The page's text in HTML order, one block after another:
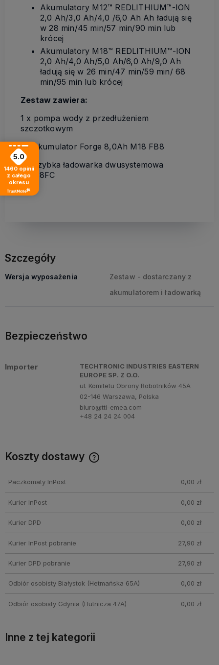
Akumulatory M12™ REDLITHIUM™-ION
2,0 Ah/3,0 Ah/4,0 /6,0 Ah Ah ładują się
w 28 min/45 min/57 min/90 min lub
krócej
Akumulatory M18™ REDLITHIUM™-ION
2,0 Ah/4,0 Ah/5,0 Ah/6,0 Ah/9,0 Ah
ładują się w 26 min/47 min/59 min/ 68
min/95 min lub krócej
Zestaw zawiera:
1 x pompa wody z przedłużeniem
szczotkowym
1 x akumulator Forge 8,0Ah M18 FB8
1 x szybka ładowarka dwusystemowa
M1218FC
Szczegóły
Wersja wyposażenia
Zestaw - dostarczany z
akumulatorem i ładowarką
Bezpieczeństwo
Importer
TECHTRONIC INDUSTRIES EASTERN
EUROPE SP. Z O.O.
ul. Komitetu Obrony Robotników 45A
02-146 Warszawa, Polska
biuro@tti-emea.com
+48 24 24 24 004
Koszty dostawy
Paczkomaty InPost 0,00 zł
Kurier InPost 0,00 zł
Kurier DPD 0,00 zł
Kurier InPost pobranie 27,90 zł
Kurier DPD pobranie 27,90 zł
Odbiór osobisty Białystok(Hetmańska 65A) 0,00 zł
Odbiór osobisty Gdynia (Hutnicza 47A) 0,00 zł
Inne z tej kategorii
5.0
1460 opinii
z całego
okresu